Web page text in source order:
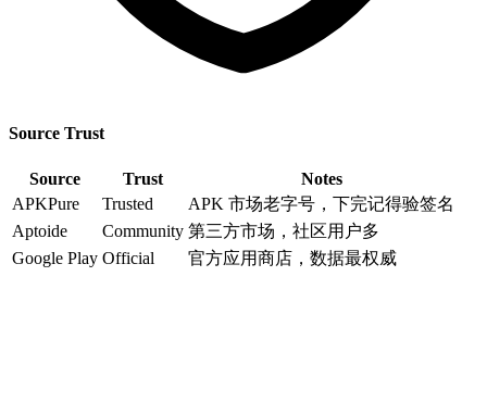
Source Trust
Source Trust
Notes
APKPure
Trusted
APK 市场老字号，下完记得验签名
Aptoide
Community 第三方市场，社区用户多
Google Play Official 官方应用商店，数据最权威